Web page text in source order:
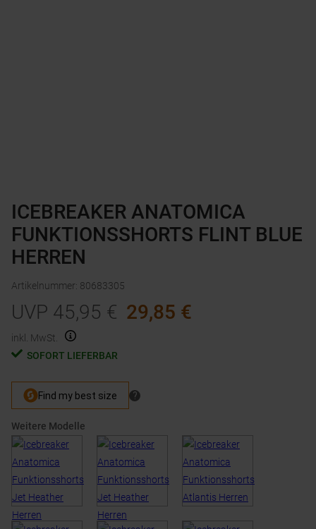
ICEBREAKER ANATOMICA
FUNKTIONSSHORTS FLINT BLUE
HERREN
Artikelnummer: 80683305
UVP 45,95 € 29,85 €
inkl. MwSt.
SOFORT LIEFERBAR
Weitere Modelle